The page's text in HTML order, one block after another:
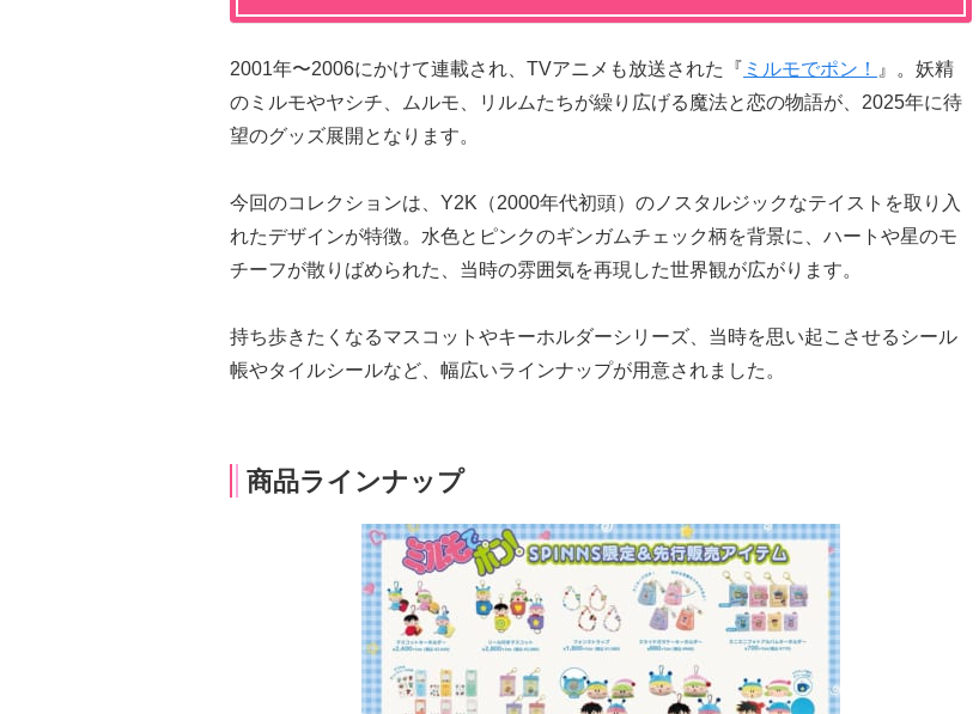
2001年〜2006にかけて連載され、TVアニメも放送された『 ミルモでポン！
』。妖精
のミルモやヤシチ、ムルモ、リルムたちが繰り広げる魔法と恋の物語が、2025年に待
望のグッズ展開となります。
今回のコレクションは、Y2K（2000年代初頭）のノスタルジックなテイストを取り入
れたデザインが特徴。水色とピンクのギンガムチェック柄を背景に、ハートや星のモ
チーフが散りばめられた、当時の雰囲気を再現した世界観が広がります。
持ち歩きたくなるマスコットやキーホルダーシリーズ、当時を思い起こさせるシール
帳やタイルシールなど、幅広いラインナップが用意されました。
商品ラインナップ